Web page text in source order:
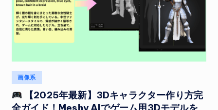
Posted
in
画像系
【2025年最新】3Dキャラクター作り方完
全ガイド！Meshy AIでゲーム用3Dモデルを